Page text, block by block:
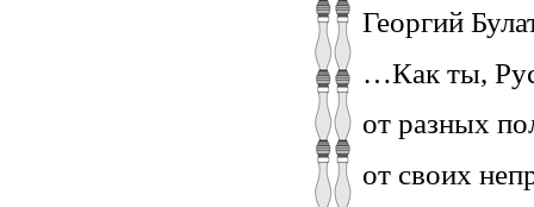
Георгий
…Как ты,
от разных
от своих